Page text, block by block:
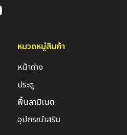
หมวดหมู่สินค้า
หน้าต่าง
ประตู
พื้นลามิเนต
อุปกรณ์เสริม